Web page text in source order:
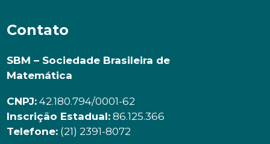
Contato
SBM – Sociedade Brasileira de
Matemática
CNPJ: 42.180.794/0001-62
Inscrição Estadual: 86.125.366
Telefone: (21) 2391-8072